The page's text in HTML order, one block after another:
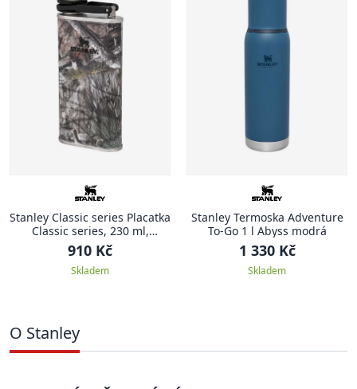
Stanley Classic series Placatka
Classic series, 230 ml,
Country DNA Mossy Oak
Kamuflage
910 Kč
Skladem
Stanley Termoska Adventure
To-Go 1 l Abyss modrá
1 330 Kč
Skladem
O Stanley